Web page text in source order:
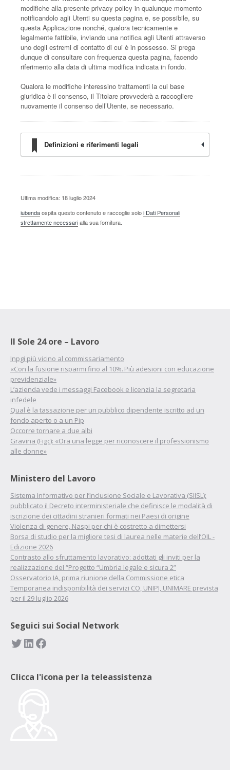
modifiche alla presente privacy policy in qualunque momento
notificandolo agli Utenti su questa pagina e, se possibile, su
questa Applicazione nonché, qualora tecnicamente e
legalmente fattibile, inviando una notifica agli Utenti attraverso
uno degli estremi di contatto di cui è in possesso. Si prega
dunque di consultare con frequenza questa pagina, facendo
riferimento alla data di ultima modifica indicata in fondo.
Qualora le modifiche interessino trattamenti la cui base
giuridica è il consenso, il Titolare provvederà a raccogliere
nuovamente il consenso dell’Utente, se necessario.
Definizioni e riferimenti legali
Ultima modifica: 18 luglio 2024
iubendaospita questo contenuto e raccoglie soloi Dati Personali
strettamente necessarialla sua fornitura.
Il Sole 24 ore – Lavoro
Inpgi più vicino al commissariamento
«Con la fusione risparmi fino al 10%. Più adesioni con educazione
previdenziale»
L’azienda vede i messaggi Facebook e licenzia la segretaria
infedele
Qual è la tassazione per un pubblico dipendente iscritto ad un
fondo aperto o a un Pip
Occorre tornare a due albi
Gravina (Figc): «Ora una legge per riconoscere il professionismo
alle donne»
Ministero del Lavoro
Sistema Informativo per l’Inclusione Sociale e Lavorativa (SIISL):
pubblicato il Decreto interministeriale che definisce le modalità di
iscrizione dei cittadini stranieri formati nei Paesi di origine
Violenza di genere, Naspi per chi è costretto a dimettersi
Borsa di studio per la migliore tesi di laurea nelle materie dell’OIL -
Edizione 2026
Contrasto allo sfruttamento lavorativo: adottati gli inviti per la
realizzazione del “Progetto “Umbria legale e sicura 2”
Osservatorio IA, prima riunione della Commissione etica
Temporanea indisponibilità dei servizi CO, UNIPI, UNIMARE prevista
per il 29 luglio 2026
Seguici sui Social Network
Twitter LinkedIn Facebook
Clicca l'icona per la teleassistenza